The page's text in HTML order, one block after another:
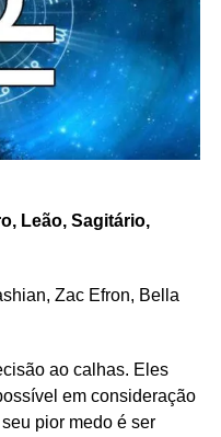
Leão, Sagitário,
Zac Efron, Bella
ao calhas. Eles
em consideração
pior medo é ser